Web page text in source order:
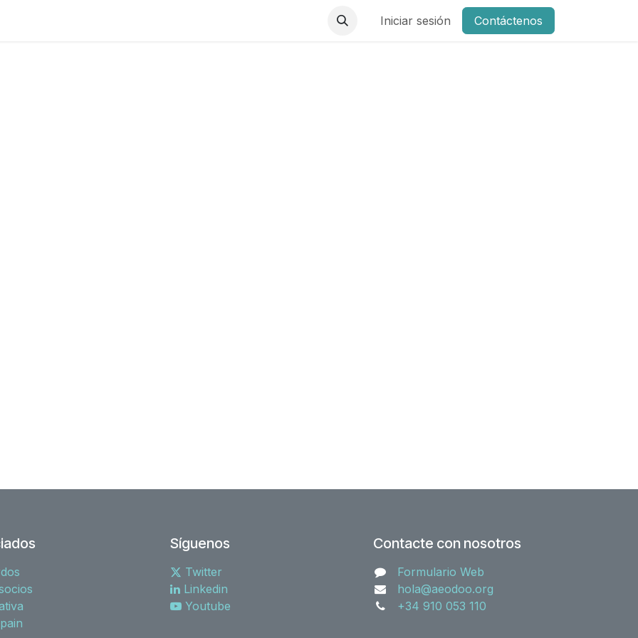
Iniciar sesión Contáctenos
Síguenos
Twitter
Linkedin
Youtube
Contacte con nosotros
Formulario Web
hola@aeodoo.org
+34 910 053 110